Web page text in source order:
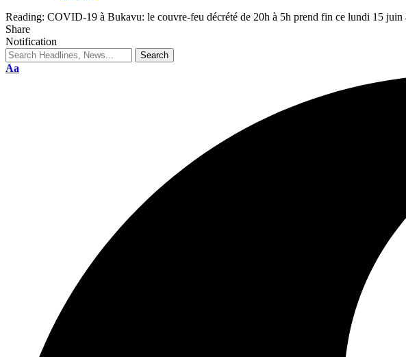
Reading: COVID-19 à Bukavu: le couvre-feu décrété de 20h à 5h prend fin ce lundi 15 juin
Share
Notification
Aa